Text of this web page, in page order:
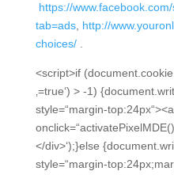
https://
tab=ads, http://
choices/.
<script>if
‚=true‘) > -1)
style=“margin-top:24px“><a
</div>‘);}else
style=“margin-